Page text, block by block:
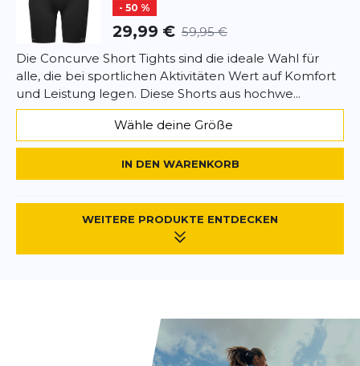
- 50 %
29,99 € 59,95 €
Die Concurve Short Tights sind die ideale Wahl für
alle, die bei sportlichen Aktivitäten Wert auf Komfort
und Leistung legen. Diese Shorts aus hochwe...
Wähle deine Größe
IN DEN WARENKORB
WEITERE PRODUKTE ENTDECKEN